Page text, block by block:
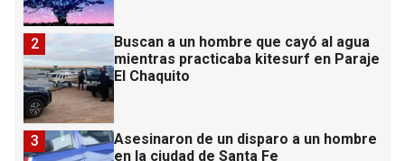
Buscan a un hombre que cayó al agua
mientras practicaba kitesurf en Paraje
El Chaquito
2
Asesinaron de un disparo a un hombre
en la ciudad de Santa Fe
3